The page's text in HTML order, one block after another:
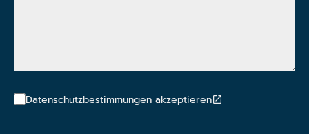
Datenschutzbestimmungen akzeptieren